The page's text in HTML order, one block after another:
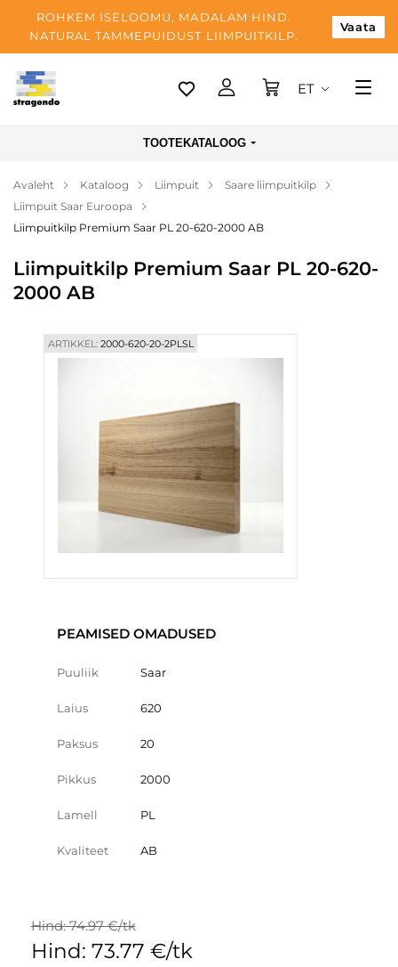
ROHKEM ISELOOMU, MADALAM HIND.
NATURAL TAMMEPUIDUST LIIMPUITKILP.
Vaata
Tallinn
Makse
Meist
Kontaktid
ET
TOOTEKATALOOG
Avaleht Kataloog Liimpuit
Saare liimpuitkilp
Liimpuit Saar Euroopa
Liimpuitkilp Premium Saar PL 20-620-2000 AB
Liimpuitkilp Premium Saar PL 20-620-
2000 AB
ARTIKKEL:2000-620-20-2PLSL
PEAMISED OMADUSED
Puuliik Saar
Laius 620
Paksus 20
Pikkus 2000
Lamell PL
Kvaliteet AB
Hind: 74.97 €/tk
Hind: 73.77 €/tk